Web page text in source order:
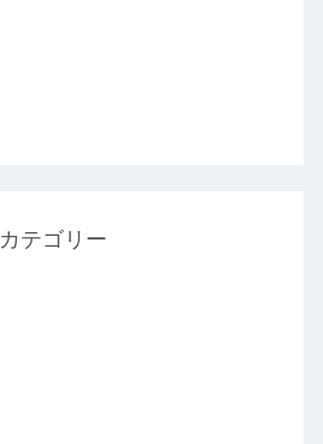
カテゴリー